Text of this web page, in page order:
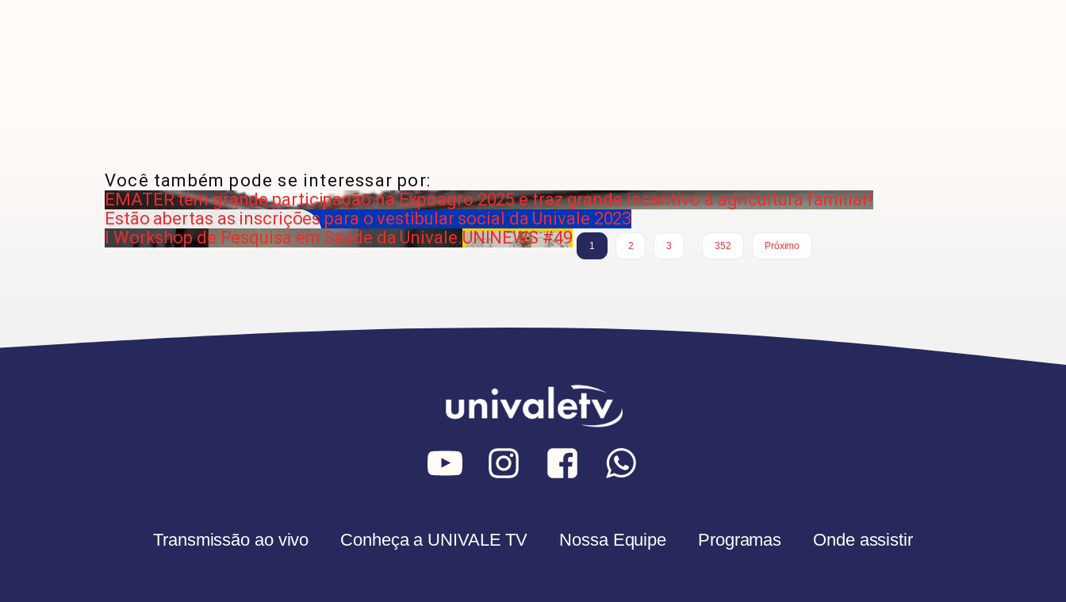
Você também pode se interessar por:
EMATER tem grande participação na Expoagro 2025 e traz grande incentivo à agricultura familiar!
Estão abertas as inscrições para o vestibular social da Univale 2023
I Workshop de Pesquisa em Saúde da Univale.UNINEWS #49 1 2 3
352
Próximo
Transmissão ao vivo Conheça a UNIVALE TV Nossa Equipe Programas Onde assistir